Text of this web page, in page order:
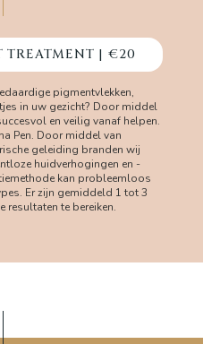
TREATMENT | €20
pigmentvlekken,
in uw gezicht? Door middel
en veilig vanaf helpen.
Pen. Door middel van
geleiding branden wij
huidverhogingen en -
kan probleemloos
Er zijn gemiddeld 1 tot 3
te bereiken.